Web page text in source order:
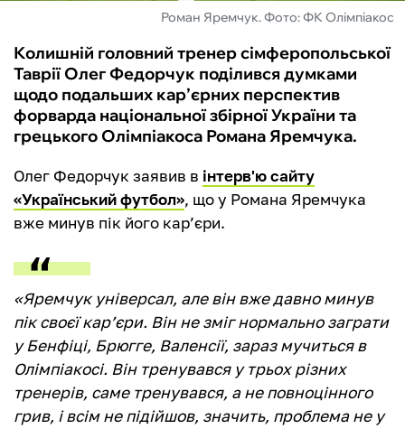
Роман Яремчук. Фото: ФК Олімпіакос
Колишній головний тренер сімферопольської
Таврії Олег Федорчук поділився думками
щодо подальших кар’єрних перспектив
форварда національної збірної України та
грецького Олімпіакоса Романа Яремчука.
Олег Федорчук заявив в інтерв'ю сайту
«Український футбол», що у Романа Яремчука
вже минув пік його кар’єри.
«Яремчук універсал, але він вже давно минув
пік своєї кар’єри. Він не зміг нормально заграти
у Бенфіці, Брюгге, Валенсії, зараз мучиться в
Олімпіакосі. Він тренувався у трьох різних
тренерів, саме тренувався, а не повноцінного
грив, і всім не підійшов, значить, проблема не у